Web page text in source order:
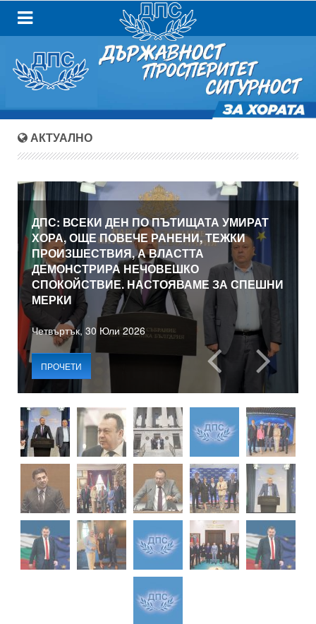
АКТУАЛНО
ДПС: ВСЕКИ ДЕН ПО ПЪТИЩАТА УМИРАТ
ХОРА, ОЩЕ ПОВЕЧЕ РАНЕНИ, ТЕЖКИ
ПРОИЗШЕСТВИЯ, А ВЛАСТТА
ДЕМОНСТРИРА НЕЧОВЕШКО
СПОКОЙСТВИЕ. НАСТОЯВАМЕ ЗА СПЕШНИ
МЕРКИ
Четвъртък, 30 Юли 2026
ПРОЧЕТИ